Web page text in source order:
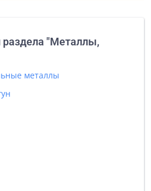
раздела "Металлы,
металлы